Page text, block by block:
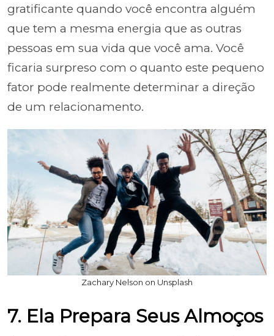
gratificante quando você encontra alguém
que tem a mesma energia que as outras
pessoas em sua vida que você ama. Você
ficaria surpreso com o quanto este pequeno
fator pode realmente determinar a direção
de um relacionamento.
Zachary Nelson on Unsplash
7. Ela Prepara Seus Almoços